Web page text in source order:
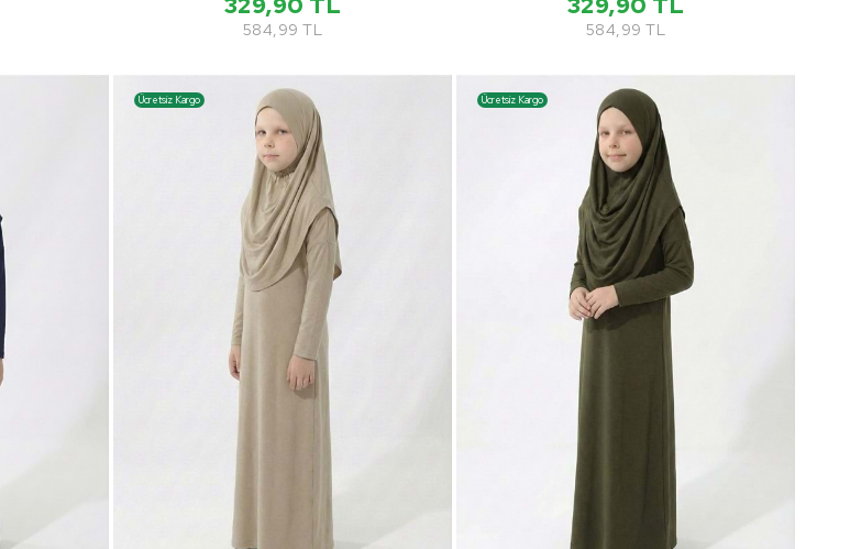
584,99 TL 584,99 TL
Ücretsiz Kargo Ücretsiz Kargo